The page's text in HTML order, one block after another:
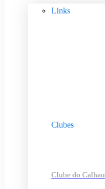
Links
Clubes
Clube do Calhau